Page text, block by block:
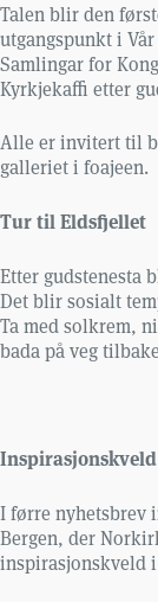
Talen blir den
utgangspunkt i Vår
Samlingar for
Kyrkjekaffi etter
Alle er invitert til
galleriet i foajeen.
Tur til Eldsfjellet
Etter gudstenesta
Det blir sosialt
Ta med solkrem,
bada på veg
I førre nyhetsbrev
Bergen, der
inspirasjonskveld